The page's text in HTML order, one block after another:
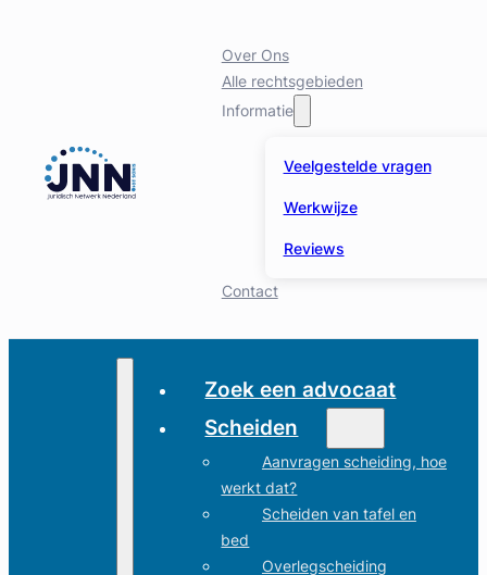
Over Ons
Alle rechtsgebieden
Informatie
Veelgestelde vragen
Werkwijze
Reviews
Contact
Zoek een advocaat
Scheiden
Aanvragen scheiding, hoe
werkt dat?
Scheiden van tafel en
bed
Overlegscheiding